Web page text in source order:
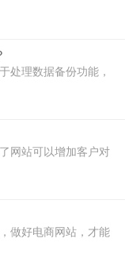
处理数据备份功能，
网站可以增加客户对
做好电商网站，才能